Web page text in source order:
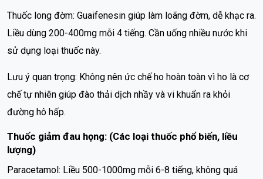
Thuốc long đờm: Guaifenesin giúp làm loãng đờm, dễ khạc ra.
Liều dùng 200-400mg mỗi 4 tiếng. Cần uống nhiều nước khi
sử dụng loại thuốc này.
Lưu ý quan trọng: Không nên ức chế ho hoàn toàn vì ho là cơ
chế tự nhiên giúp đào thải dịch nhầy và vi khuẩn ra khỏi
đường hô hấp.
Thuốc giảm đau họng: (Các loại thuốc phổ biến, liều
lượng)
Paracetamol: Liều 500-1000mg mỗi 6-8 tiếng, không quá